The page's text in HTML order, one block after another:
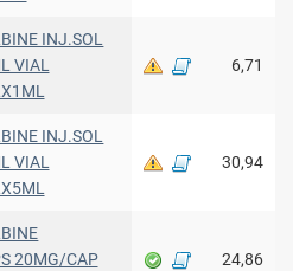
INJ.SOL
VIAL
6,71
INJ.SOL
VIAL
30,94
20MG/CAP
24,86